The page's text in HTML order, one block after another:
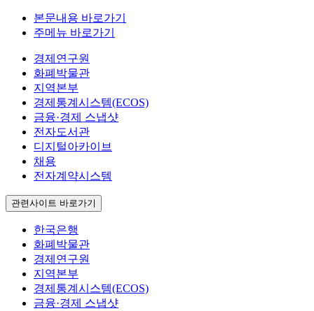
본문내용 바로가기
주메뉴 바로가기
경제연구원
화폐박물관
지역본부
경제통계시스템(ECOS)
금융·경제 스냅샷
전자도서관
디지털아카이브
채용
전자계약시스템
관련사이트 바로가기
한국은행
화폐박물관
경제연구원
지역본부
경제통계시스템(ECOS)
금융·경제 스냅샷